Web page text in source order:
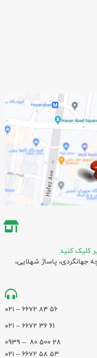
کلیک کنید:
جهانگردی،‌ پاساژ شهلایی،
۵۶ ۸۴ ۶۶۷۲ – ۰۲۱
61 36 ۶۶۷۲ – ۰۲۱
28 500 80 – 0939
۵۳ ۵۸ ۶۶۷۲ – ۰۲۱